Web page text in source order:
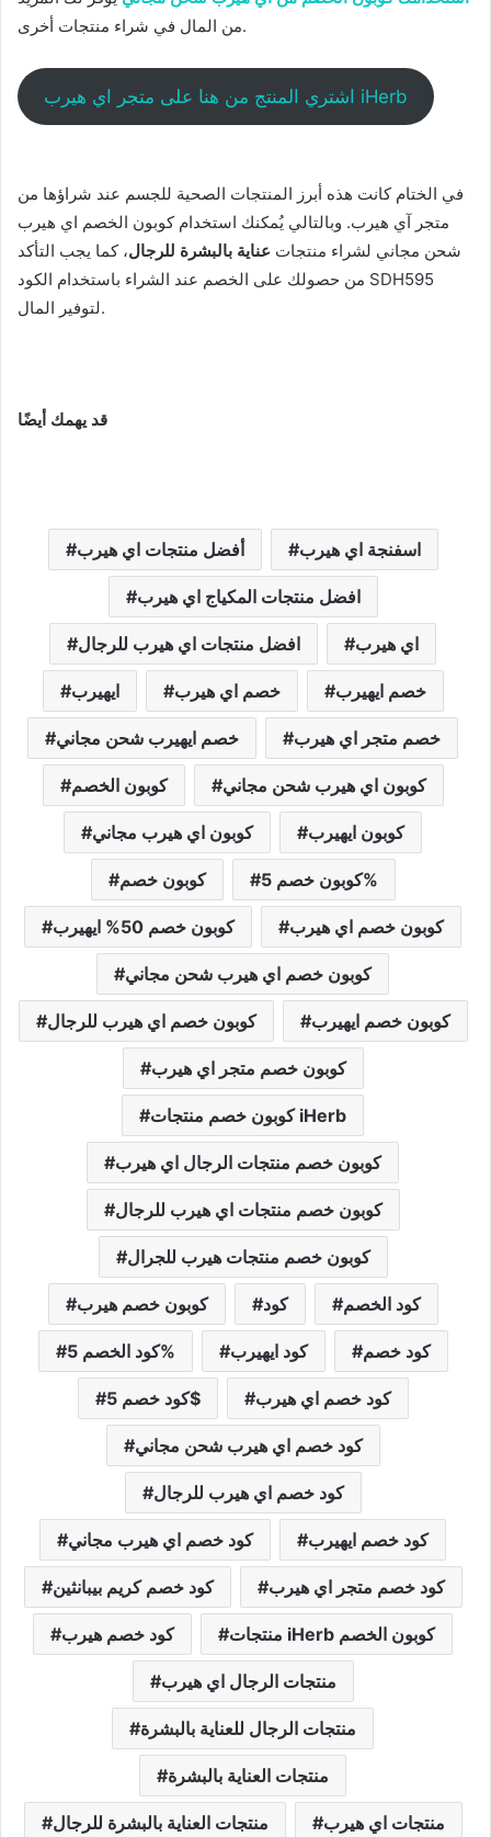
من المال في شراء منتجات أخرى.
اشتري المنتج من هنا على متجر اي هيرب iHerb
في الختام كانت هذه أبرز المنتجات الصحية للجسم عند شراؤها من
متجر آي هيرب. وبالتالي يُمكنك استخدام كوبون الخصم اي هيرب
شحن مجاني لشراء منتجات عناية بالبشرة للرجال، كما يجب التأكد
من حصولك على الخصم عند الشراء باستخدام الكود SDH595
لتوفير المال.
قد يهمك أيضًا
أفضل منتجات اي هيرب اسفنجة اي هيرب
افضل منتجات المكياج اي هيرب
افضل منتجات اي هيرب للرجال اي هيرب
ايهيرب خصم اي هيرب خصم ايهيرب
خصم ايهيرب شحن مجاني خصم متجر اي هيرب
كوبون الخصم كوبون اي هيرب شحن مجاني
كوبون اي هيرب مجاني كوبون ايهيرب
كوبون خصم كوبون خصم 5%
كوبون خصم 50% ايهيرب كوبون خصم اي هيرب
كوبون خصم اي هيرب شحن مجاني
كوبون خصم اي هيرب للرجال كوبون خصم ايهيرب
كوبون خصم متجر اي هيرب
كوبون خصم منتجات iHerb
كوبون خصم منتجات الرجال اي هيرب
كوبون خصم منتجات اي هيرب للرجال
كوبون خصم منتجات هيرب للجرال
كوبون خصم هيرب كود كود الخصم
كود الخصم 5% كود ايهيرب كود خصم
كود خصم 5$ كود خصم اي هيرب
كود خصم اي هيرب شحن مجاني
كود خصم اي هيرب للرجال
كود خصم اي هيرب مجاني كود خصم ايهيرب
كود خصم كريم بيبانثين كود خصم متجر اي هيرب
كود خصم هيرب منتجات iHerb كوبون الخصم
منتجات الرجال اي هيرب
منتجات الرجال للعناية بالبشرة
منتجات العناية بالبشرة
منتجات العناية بالبشرة للرجال منتجات اي هيرب